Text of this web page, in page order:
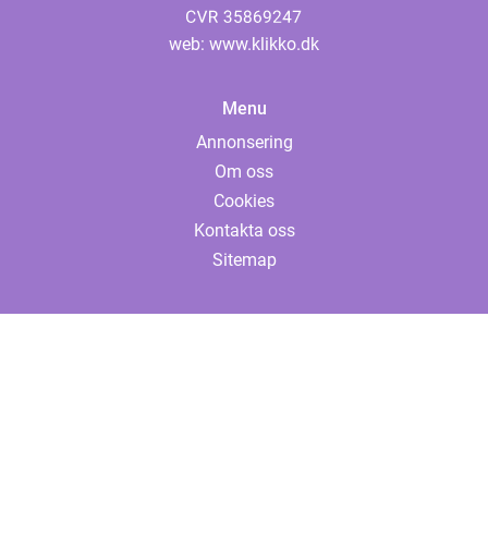
web: www.klikko.dk
Menu
Annonsering
Om oss
Cookies
Kontakta oss
Sitemap